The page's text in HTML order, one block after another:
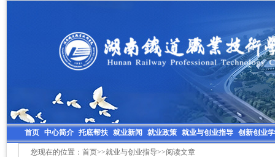
首页 中心简介 托底帮扶 就业新闻 就业政策 就业与创业指导 创新创业
您现在的位置：首页>>就业与创业指导>>阅读文章